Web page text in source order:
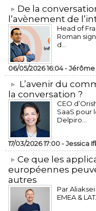
​De la
l’avènement de
Head of
Roman
d...
06/05/2026 16:04 -
L’avenir du
la conversation ?
CEO
SaaS pour
Delpiro...
17/03/2026 17:00 -Jessica
​Ce que les
européennes
autres
Par
EMEA &